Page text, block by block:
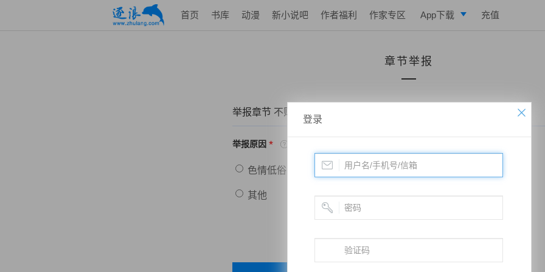
首页 书库 动漫 新小说吧 作者福利 作家专区 App下载
写作助手
充值
章节举报
举报章节 不败战神：都市无敌战神——第九百三十章 龙老的决定
举报原因 *
色情低俗 政治敏感 暴力低俗
其他
登录